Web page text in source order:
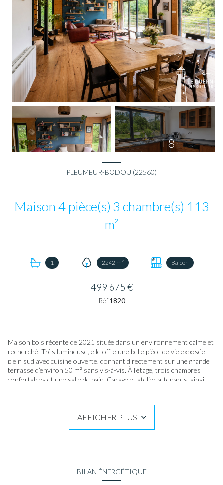
+8
PLEUMEUR-BODOU (22560)
Maison 4 pièce(s) 3 chambre(s) 113
m²
1 2242 m² Balcon
499 675 €
Réf 1820
Maison bois récente de 2021 située dans un environnement calme et
recherché. Très lumineuse, elle offre une belle pièce de vie exposée
plein sud avec cuisine ouverte, donnant directement sur une grande
terrasse d’environ 50 m² sans vis-à-vis. À l’étage, trois chambres
confortables et une salle de bain. Garage et atelier attenants, ainsi
familial. Excellente performance énergétique(DPE A/A)
confort optimal et des consommations maîtrisées (entre 520 € et
AFFICHER PLUS
BILAN ÉNERGÉTIQUE